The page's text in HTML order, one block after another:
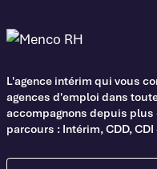
L'agence intérim qui vous
agences d'emploi dans
accompagnons depuis plus
parcours : Intérim, CDD,